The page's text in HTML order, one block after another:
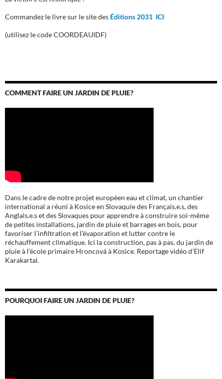
Commandez le livre sur le site des Éditions 2031 ICI
(utilisez le code COORDEAUIDF)
COMMENT FAIRE UN JARDIN DE PLUIE?
Dans le cadre de notre projet européen eau et climat, un chantier
international a réuni à Kosice en Slovaquie des Français.e.s, des
Anglais.e.s et des Slovaques pour apprendre à construire soi-même
de petites installations, jardin de pluie et barrages en bois, pour
favoriser l’infiltration et l’évaporation et lutter contre le
réchauffement climatique. Ici la construction, pas à pas, du jardin de
pluie à l’école primaire Hroncová à Kosice. Reportage vidéo d’Elif
Karakartal.
POURQUOI FAIRE UN JARDIN DE PLUIE?